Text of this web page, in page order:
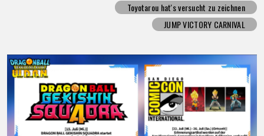
Toyotarou hat's versucht zu zeichnen
JUMP VICTORY CARNIVAL